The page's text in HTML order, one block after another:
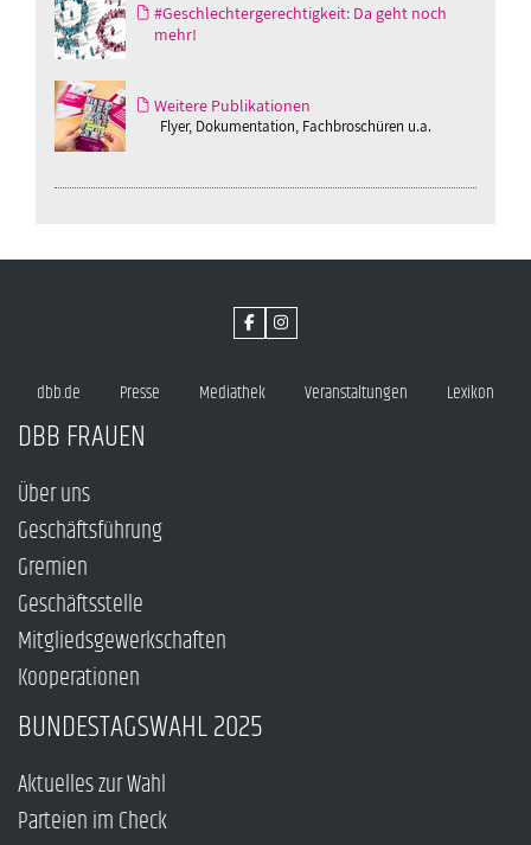
#Geschlechtergerechtigkeit: Da geht noch
mehr!
Weitere Publikationen
Flyer, Dokumentation, Fachbroschüren u.a.
dbb.de Presse Mediathek Veranstaltungen Lexikon
DBB FRAUEN
Über uns
Geschäftsführung
Gremien
Geschäftsstelle
Mitgliedsgewerkschaften
Kooperationen
BUNDESTAGSWAHL 2025
Aktuelles zur Wahl
Parteien im Check